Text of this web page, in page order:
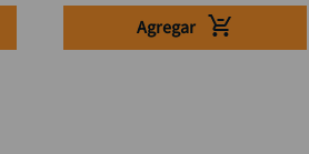
Agregar